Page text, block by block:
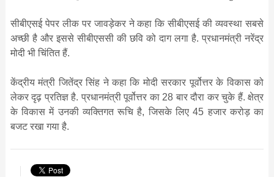
सीबीएसई पेपर लीक पर जावड़ेकर ने कहा कि सीबीएसई की व्यवस्था सबसे
अच्छी है और इससे सीबीएससी की छवि को दाग लगा है. प्रधानमंत्री नरेंद्र
मोदी भी चिंतित हैं.
केंद्रीय मंत्री जितेंद्र सिंह ने कहा कि मोदी सरकार पूर्वोत्तर के विकास को
लेकर दृढ़ प्रतिज्ञ है. प्रधानमंत्री पूर्वोत्तर का 28 बार दौरा कर चुके हैं. क्षेत्र
के विकास में उनकी व्यक्तिगत रूचि है, जिसके लिए 45 हजार करोड़ का
बजट रखा गया है.